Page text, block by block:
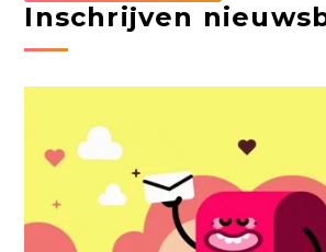
Inschrijven